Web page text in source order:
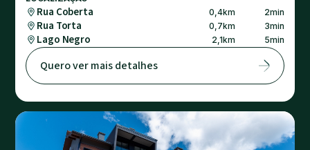
Rua Coberta 0,4km 2min
Rua Torta 0,7km 3min
Lago Negro 2,1km 5min
Quero ver mais detalhes